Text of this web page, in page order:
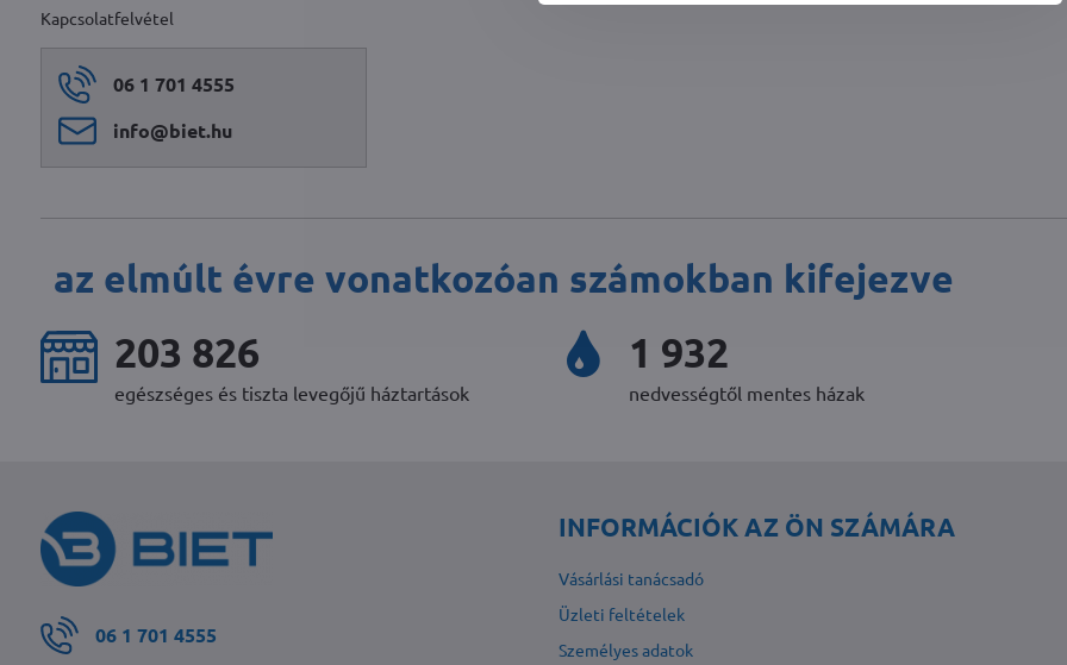
Kapcsolatfelvétel
06 1 701 4555
info​@biet​.hu
az elmúlt évre vonatkozóan számokban kifejezve
248 136
egészséges és tiszta levegőjű háztartások
2 352
nedvességtől mentes házak
06 1 701 4555
INFORMÁCIÓK AZ ÖN SZÁMÁRA
Vásárlási tanácsadó
Üzleti feltételek
Személyes adatok